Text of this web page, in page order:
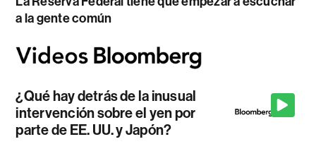
a la gente común
¿Qué hay detrás de la inusual
intervención sobre el yen por
parte de EE. UU. y Japón?